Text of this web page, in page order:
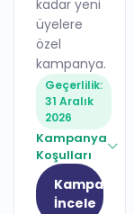
kadar yeni
üyelere
özel
kampanya.
Geçerlilik:
31 Aralık
2026
Kampanya
Koşulları
Kampanyayı
İncele